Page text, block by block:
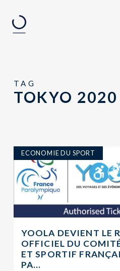
TAG
TOKYO 2020
ECONOMIE DU SPORT
YOOLA DEVIENT LE
OFFICIEL DU
ET SPORTIF
PA...